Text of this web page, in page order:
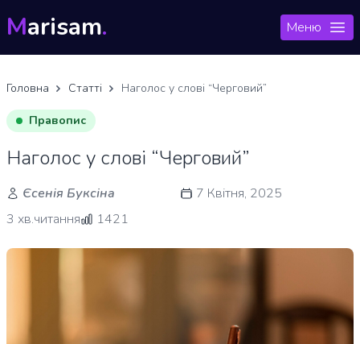
Marisam. Меню
Головна Статті Наголос у слові “Черговий”
Правопис
Наголос у слові “Черговий”
Єсенія Буксіна
7 Квітня, 2025
3 хв.читання
1421